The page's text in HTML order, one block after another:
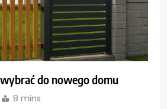
do nowego domu
8 mins